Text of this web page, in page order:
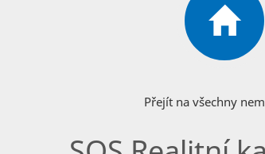
Přejít na všechny